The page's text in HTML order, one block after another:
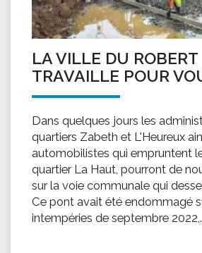
LA VILLE DU ROBERT
TRAVAILLE POUR
Dans quelques jours les
quartiers Zabeth et L'Heureux
automobilistes qui empruntent
quartier La Haut, pourront de
sur la voie communale qui
Ce pont avait été endommagé
intempéries de septembre